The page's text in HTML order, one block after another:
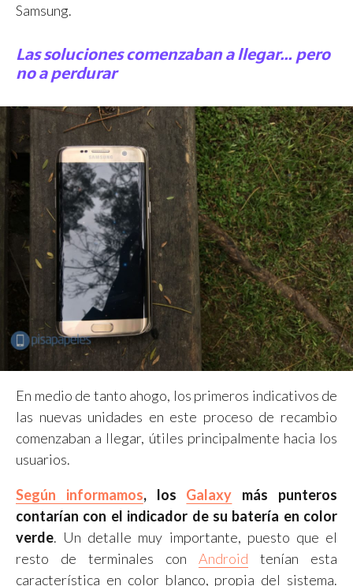
Samsung.
Las soluciones comenzaban a llegar… pero
no a perdurar
En medio de tanto ahogo, los primeros indicativos de
las nuevas unidades en este proceso de recambio
comenzaban a llegar, útiles principalmente hacia los
usuarios.
Según informamos, los Galaxy más punteros
contarían con el indicador de su batería en color
verde. Un detalle muy importante, puesto que el
resto de terminales con Android tenían esta
característica en color blanco, propia del sistema.